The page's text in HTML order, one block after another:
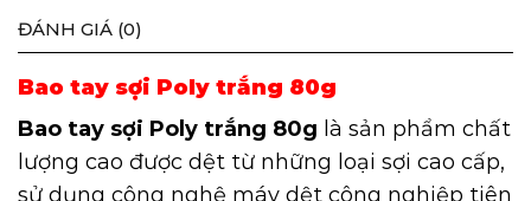
ĐÁNH GIÁ (0)
Bao tay sợi Poly trắng 80g
Bao tay sợi Poly trắng 80g là sản phẩm chất
lượng cao được dệt từ những loại sợi cao cấp,
sử dụng công nghệ máy dệt công nghiệp tiên